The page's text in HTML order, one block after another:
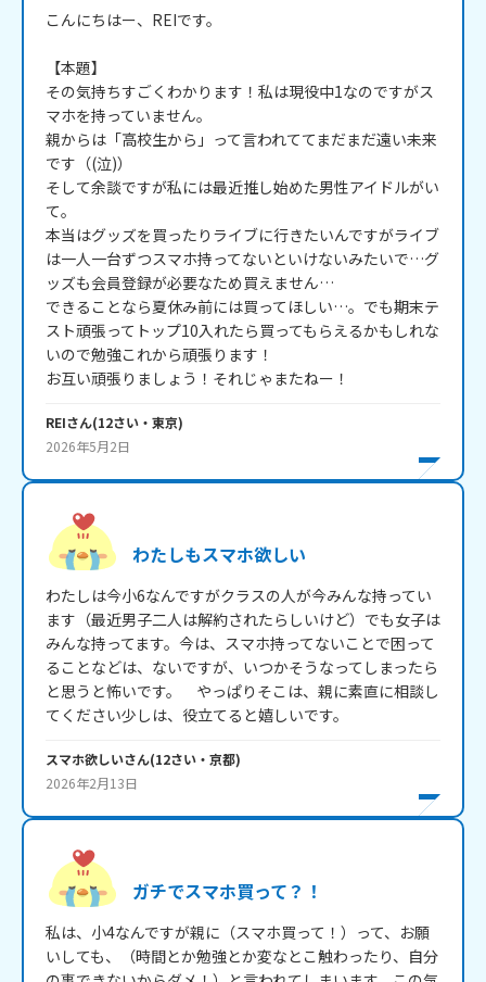
こんにちはー、REIです。
【本題】
その気持ちすごくわかります！私は現役中1なのですがス
マホを持っていません。
親からは「高校生から」って言われててまだまだ遠い未来
です（(泣)）
そして余談ですが私には最近推し始めた男性アイドルがい
て。
本当はグッズを買ったりライブに行きたいんですがライブ
は一人一台ずつスマホ持ってないといけないみたいで…グ
ッズも会員登録が必要なため買えません…
できることなら夏休み前には買ってほしい…。でも期末テ
スト頑張ってトップ10入れたら買ってもらえるかもしれな
いので勉強これから頑張ります！
お互い頑張りましょう！それじゃまたねー！
REIさん(12さい・ 東京)
2026年5月2日
わたしもスマホ欲しい
わたしは今小6なんですがクラスの人が今みんな持ってい
ます（最近男子二人は解約されたらしいけど）でも女子は
みんな持ってます。今は、スマホ持ってないことで困って
ることなどは、ないですが、いつかそうなってしまったら
と思うと怖いです。　やっぱりそこは、親に素直に相談し
てください少しは、役立てると嬉しいです。
スマホ欲しいさん(12さい・ 京都)
2026年2月13日
ガチでスマホ買って？！
私は、小4なんですが親に（スマホ買って！）って、お願
いしても、（時間とか勉強とか変なとこ触わったり、自分